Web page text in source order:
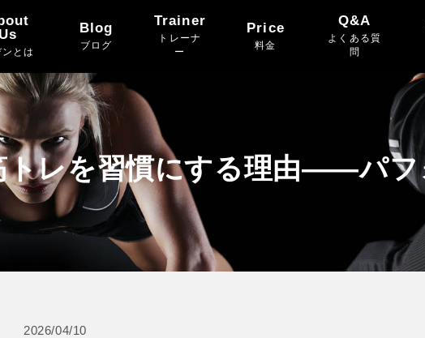
Us
とは
Blog
ブログ
Trainer
トレーナ
ー
Price
料金
Q&A
よくある質
問
トレを習慣にする理由——パフ
2026/04/10